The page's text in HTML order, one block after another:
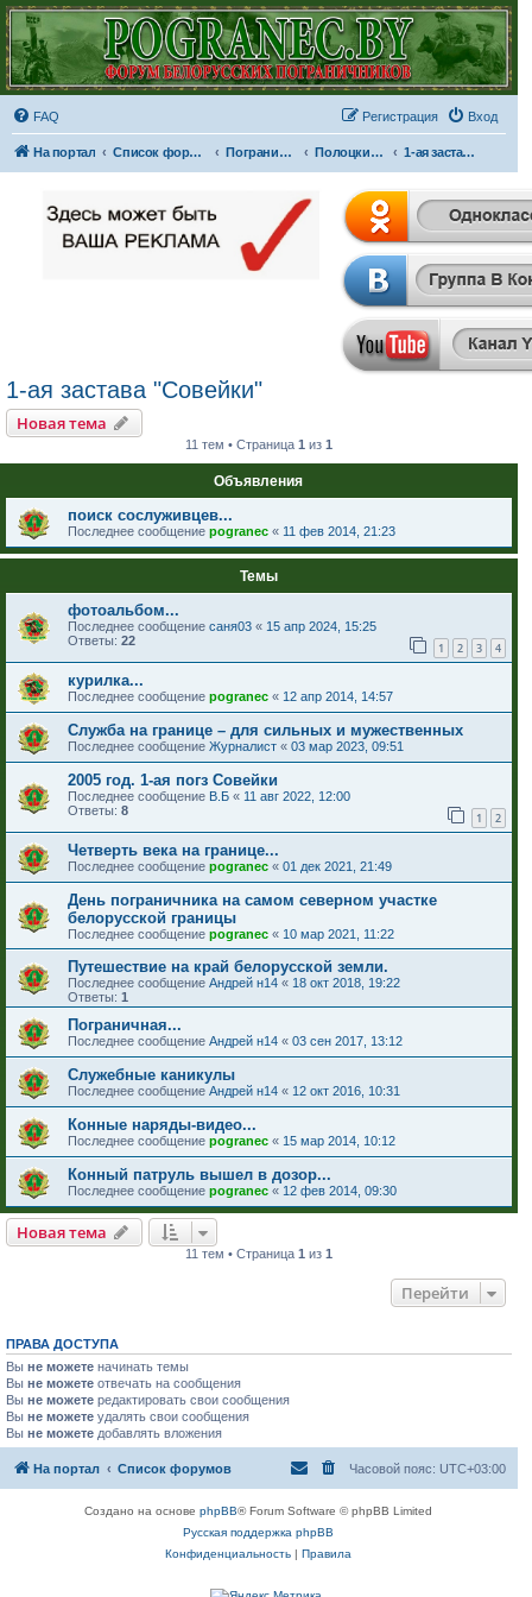
FAQ Вход
Регистрация
На портал Список форумов Пограничные отряды и части Полоцкий пограничный отряд 1-ая застава "Совейки"
1-ая застава "Совейки"
Новая тема
11 тем • Страница 1из 1
Объявления
поиск сослуживцев...
Последнее сообщение pogranec « 11 фев 2014, 21:23
Темы
фотоальбом...
Последнее сообщение саня03 « 15 апр 2024, 15:25
Ответы: 22 1 2 3 4
курилка...
Последнее сообщение pogranec « 12 апр 2014, 14:57
Служба на границе – для сильных и мужественных
Последнее сообщение Журналист « 03 мар 2023, 09:51
2005 год. 1-ая погз Совейки
Последнее сообщение В.Б « 11 авг 2022, 12:00
Ответы: 8 1 2
Четверть века на границе...
Последнее сообщение pogranec « 01 дек 2021, 21:49
День пограничника на самом северном участке
белорусской границы
Последнее сообщение pogranec « 10 мар 2021, 11:22
Путешествие на край белорусской земли.
Последнее сообщение Андрей н14 « 18 окт 2018, 19:22
Ответы: 1
Пограничная...
Последнее сообщение Андрей н14 « 03 сен 2017, 13:12
Служебные каникулы
Последнее сообщение Андрей н14 « 12 окт 2016, 10:31
Конные наряды-видео...
Последнее сообщение pogranec « 15 мар 2014, 10:12
Конный патруль вышел в дозор...
Последнее сообщение pogranec « 12 фев 2014, 09:30
Новая тема
11 тем • Страница 1 из 1
Перейти
ПРАВА ДОСТУПА
Вы не можете начинать темы
Вы не можете отвечать на сообщения
Вы не можете редактировать свои сообщения
Вы не можете удалять свои сообщения
Вы не можете добавлять вложения
На портал Список форумов Часовой пояс: UTC+03:00
Создано на основеphpBB® Forum Software © phpBB Limited
Русская поддержка phpBB
Конфиденциальность |Правила